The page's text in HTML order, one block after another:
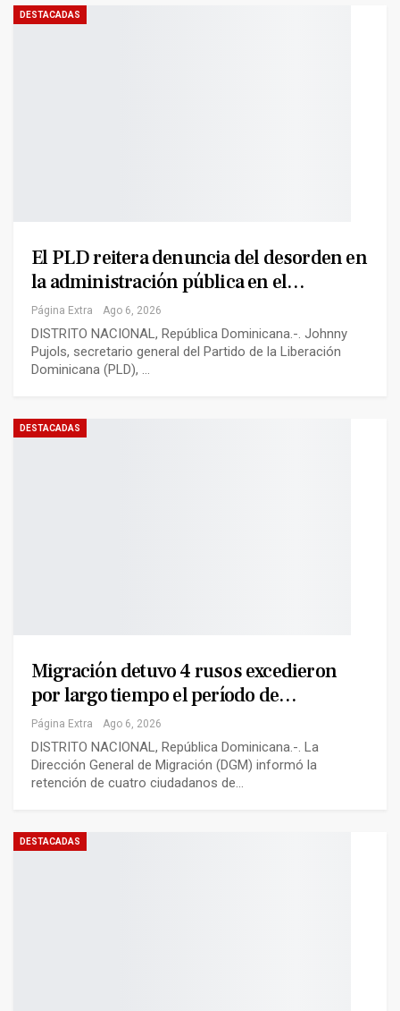
DESTACADAS
El PLD reitera denuncia del desorden en
la administración pública en el…
Página Extra Ago 6, 2026
DISTRITO NACIONAL, República Dominicana.-. Johnny
Pujols, secretario general del Partido de la Liberación
Dominicana (PLD), …
DESTACADAS
Migración detuvo 4 rusos excedieron
por largo tiempo el período de…
Página Extra Ago 6, 2026
DISTRITO NACIONAL, República Dominicana.-. La
Dirección General de Migración (DGM) informó la
retención de cuatro ciudadanos de…
DESTACADAS